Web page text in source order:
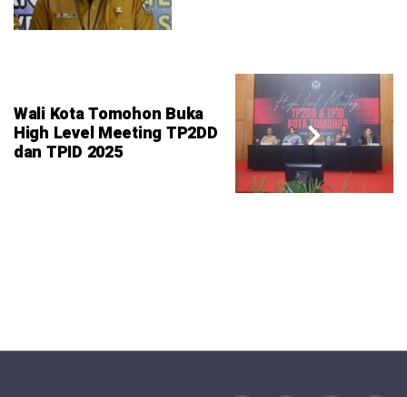
Wali Kota Tomohon Buka
High Level Meeting TP2DD
dan TPID 2025